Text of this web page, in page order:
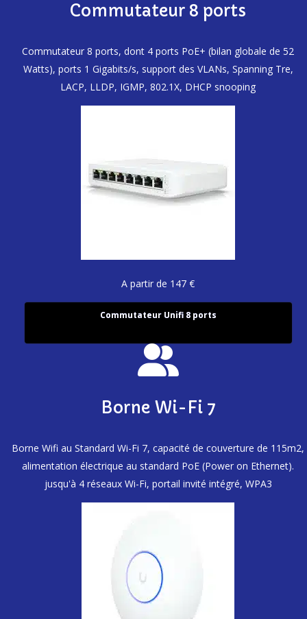
Commutateur 8 ports
Commutateur 8 ports, dont 4 ports PoE+ (bilan globale de 52
Watts), ports 1 Gigabits/s, support des VLANs, Spanning Tre,
LACP, LLDP, IGMP, 802.1X, DHCP snooping
A partir de 147 €
Commutateur Unifi 8 ports
Borne Wi-Fi 7
Borne Wifi au Standard Wi-Fi 7, capacité de couverture de 115m2,
alimentation électrique au standard PoE (Power on Ethernet).
jusqu'à 4 réseaux Wi-Fi, portail invité intégré, WPA3